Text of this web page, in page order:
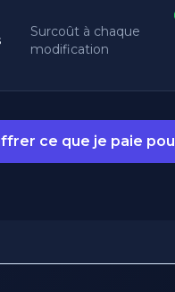
Surcoût à chaque
modification
ce que je paie